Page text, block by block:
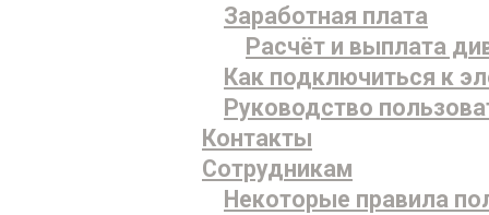
Заработная плата
Расчёт и выплата
Как подключиться к
Руководство
Контакты
Сотрудникам
Некоторые правила